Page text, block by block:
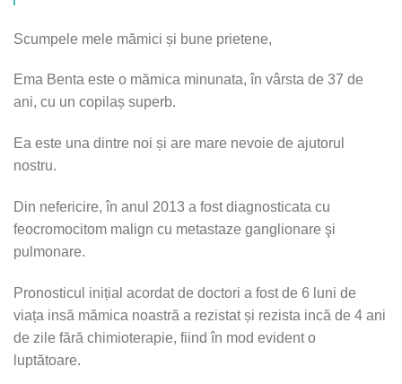
Scumpele mele mămici și bune prietene,
Ema Benta este o mămica minunata, în vârsta de 37 de
ani, cu un copilaș superb.
Ea este una dintre noi și are mare nevoie de ajutorul
nostru.
Din nefericire, în anul 2013 a fost diagnosticata cu
feocromocitom malign cu metastaze ganglionare şi
pulmonare.
Pronosticul inițial acordat de doctori a fost de 6 luni de
viața insă mămica noastră a rezistat și rezista incă de 4 ani
de zile fără chimioterapie, fiind în mod evident o
luptătoare.